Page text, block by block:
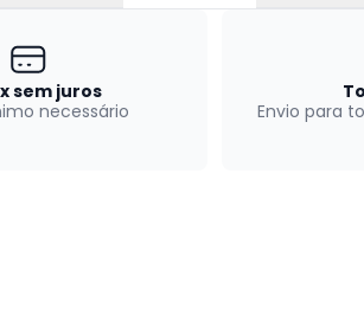
sem juros
necessário
Envio para